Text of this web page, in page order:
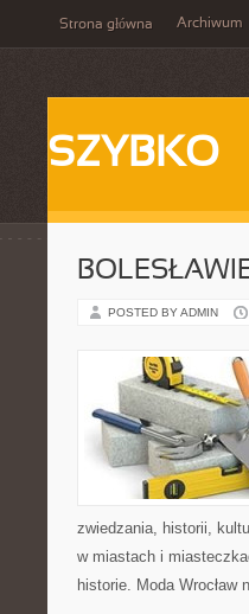
Strona główna Archiwum
SZYBKO
POSTED BY ADMIN
zwiedzania, historii,
w miastach i
historie. Moda